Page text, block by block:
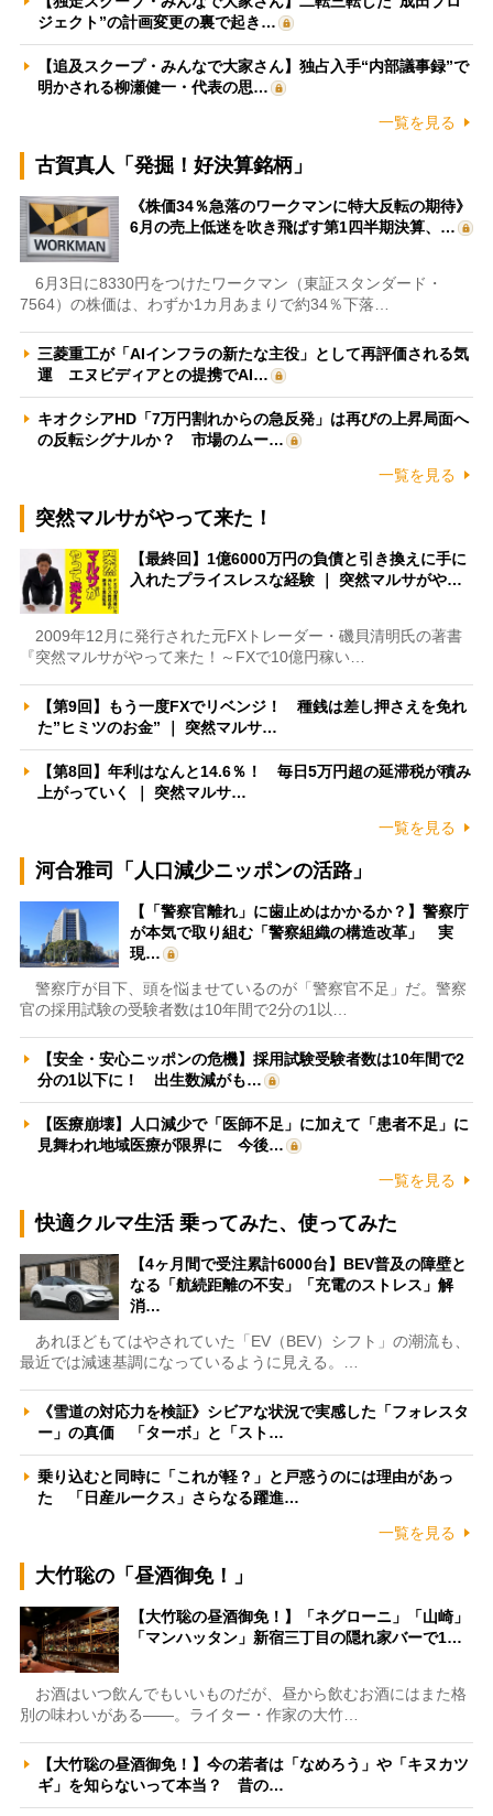
ジェクト”の計画変更の裏で起き…
【追及スクープ・みんなで大家さん】独占入手“内部議事録”で
明かされる柳瀬健一・代表の思…
一覧を見る
古賀真人「発掘！好決算銘柄」
《株価34％急落のワークマンに特大反転の期待》
6月の売上低迷を吹き飛ばす第1四半期決算、…
6月3日に8330円をつけたワークマン（東証スタンダード・
7564）の株価は、わずか1カ月あまりで約34％下落…
三菱重工が「AIインフラの新たな主役」として再評価される気
運 エヌビディアとの提携でAI…
キオクシアHD「7万円割れからの急反発」は再びの上昇局面へ
の反転シグナルか？ 市場のムー…
一覧を見る
突然マルサがやって来た！
【最終回】1億6000万円の負債と引き換えに手に
入れたプライスレスな経験 ｜ 突然マルサがや…
2009年12月に発行された元FXトレーダー・磯貝清明氏の著書
『突然マルサがやって来た！～FXで10億円稼い…
【第9回】もう一度FXでリベンジ！ 種銭は差し押さえを免れ
た”ヒミツのお金” ｜ 突然マルサ…
【第8回】年利はなんと14.6％！ 毎日5万円超の延滞税が積み
上がっていく ｜ 突然マルサ…
一覧を見る
河合雅司「人口減少ニッポンの活路」
【「警察官離れ」に歯止めはかかるか？】警察庁
が本気で取り組む「警察組織の構造改革」 実
現…
警察庁が目下、頭を悩ませているのが「警察官不足」だ。警察
官の採用試験の受験者数は10年間で2分の1以…
【安全・安心ニッポンの危機】採用試験受験者数は10年間で2
分の1以下に！ 出生数減がも…
【医療崩壊】人口減少で「医師不足」に加えて「患者不足」に
見舞われ地域医療が限界に 今後…
一覧を見る
快適クルマ生活 乗ってみた、使ってみた
【4ヶ月間で受注累計6000台】BEV普及の障壁と
なる「航続距離の不安」「充電のストレス」解
消…
あれほどもてはやされていた「EV（BEV）シフト」の潮流も、
最近では減速基調になっているように見える。…
《雪道の対応力を検証》シビアな状況で実感した「フォレスタ
ー」の真価 「ターボ」と「スト…
乗り込むと同時に「これが軽？」と戸惑うのには理由があっ
た 「日産ルークス」さらなる躍進…
一覧を見る
大竹聡の「昼酒御免！」
【大竹聡の昼酒御免！】「ネグローニ」「山崎」
「マンハッタン」新宿三丁目の隠れ家バーで1…
お酒はいつ飲んでもいいものだが、昼から飲むお酒にはまた格
別の味わいがある――。ライター・作家の大竹…
【大竹聡の昼酒御免！】今の若者は「なめろう」や「キヌカツ
ギ」を知らないって本当？ 昔の…